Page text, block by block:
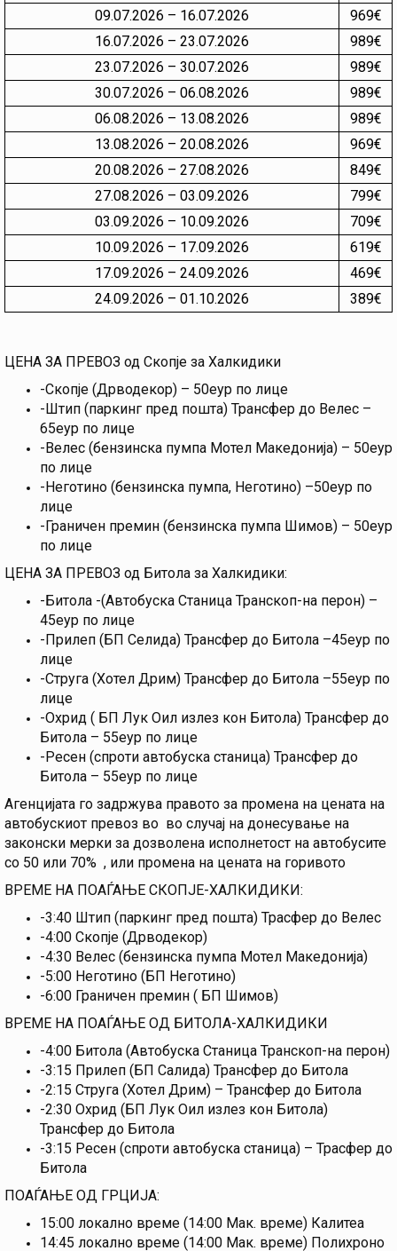
09.07.2026 – 16.07.2026
969€
16.07.2026 – 23.07.2026
989€
23.07.2026 – 30.07.2026
989€
30.07.2026 – 06.08.2026
989€
06.08.2026 – 13.08.2026
989€
13.08.2026 – 20.08.2026
969€
20.08.2026 – 27.08.2026
849€
27.08.2026 – 03.09.2026
799€
03.09.2026 – 10.09.2026
709€
10.09.2026 – 17.09.2026
619€
17.09.2026 – 24.09.2026
469€
24.09.2026 – 01.10.2026
389€
ЦЕНА ЗА ПРЕВОЗ од Скопје за Халкидики
-Скопје (Дрводекор) – 50еур по лице
-Штип (паркинг пред пошта) Трансфер до Велес –
65еур по лице
-Велес (бензинска пумпа Мотел Македонија) – 50еур
по лице
-Неготино (бензинска пумпа, Неготино) –50еур по
лице
-Граничен премин (бензинска пумпа Шимов) – 50еур
по лице
ЦЕНА ЗА ПРЕВОЗ од Битола за Халкидики:
-Битола -(Автобуска Станица Транскоп-на перон) –
45еур по лице
-Прилеп (БП Селида) Трансфер до Битола –45еур по
лице
-Струга (Хотел Дрим) Трансфер до Битола –55еур по
лице
-Охрид ( БП Лук Оил излез кон Битола) Трансфер до
Битола – 55еур по лице
-Ресен (спроти автобуска станица) Трансфер до
Битола – 55еур по лице
Агенцијата го задржува правото за промена на цената на
автобускиот превоз во во случај на донесување на
законски мерки за дозволена исполнетост на автобусите
со 50 или 70% , или промена на цената на горивото
ВРЕМЕ НА ПОАЃАЊЕ СКОПЈЕ-ХАЛКИДИКИ:
-3:40 Штип (паркинг пред пошта) Трасфер до Велес
-4:00 Скопје (Дрводекор)
-4:30 Велес (бензинска пумпа Мотел Македонија)
-5:00 Неготино (БП Неготино)
-6:00 Граничен премин ( БП Шимов)
ВРЕМЕ НА ПОАЃАЊЕ ОД БИТОЛА-ХАЛКИДИКИ
-4:00 Битола (Автобуска Станица Транскоп-на перон)
-3:15 Прилеп (БП Салида) Трансфер до Битола
-2:15 Струга (Хотел Дрим) – Трансфер до Битола
-2:30 Охрид (БП Лук Оил излез кон Битола)
Трансфер до Битола
-3:15 Ресен (спроти автобуска станица) – Трасфер до
Битола
ПОАЃАЊЕ ОД ГРЦИЈА:
15:00 локално време (14:00 Мак. време) Калитеа
14:45 локално време (14:00 Мак. време) Полихроно